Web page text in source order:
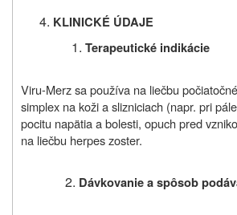
KLINICKÉ ÚDAJE
Terapeutické indikácie
Viru-Merz sa používa na liečbu
simplex na koži a slizniciach (napr. pri
pocitu napätia a bolesti, opuch pred
na liečbu herpes zoster.
Dávkovanie a spôsob